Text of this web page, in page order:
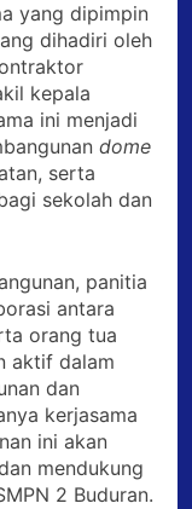
yang dipimpin
dihadiri oleh
kepala
ini menjadi
dome
serta
sekolah dan
panitia
antara
orang tua
aktif dalam
dan
kerjasama
ini akan
mendukung
2 Buduran.